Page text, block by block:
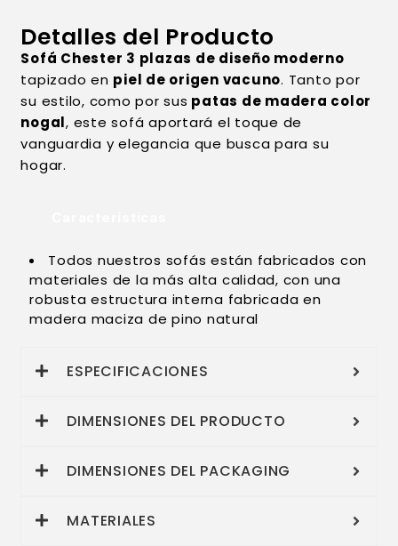
Detalles del Producto
Sofá Chester 3 plazas de diseño moderno
tapizado en piel de origen vacuno. Tanto por
su estilo, como por sus patas de madera color
nogal, este sofá aportará el toque de
vanguardia y elegancia que busca para su
hogar.
Todos nuestros sofás están fabricados con
materiales de la más alta calidad, con una
robusta estructura interna fabricada en
madera maciza de pino natural
ESPECIFICACIONES
DIMENSIONES DEL PRODUCTO
DIMENSIONES DEL PACKAGING
MATERIALES